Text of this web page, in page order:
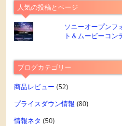
人気の投稿とページ
ソニーオープンフ
ト＆ムービーコン
ブログカテゴリー
商品レビュー (52)
プライスダウン情報 (80)
情報ネタ (50)